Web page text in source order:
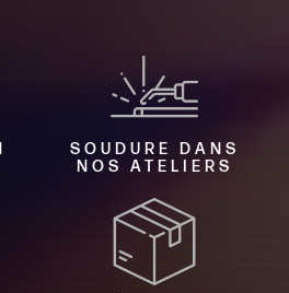
SOUDURE DANS
NOS ATELIERS